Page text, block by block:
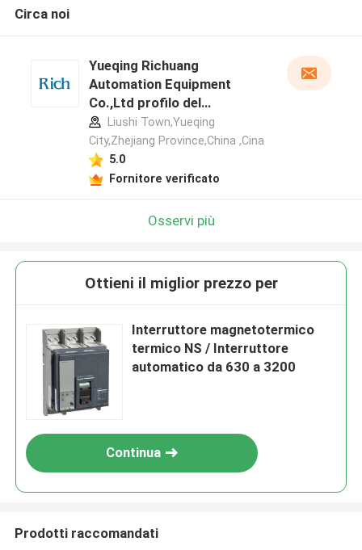
Circa noi
Yueqing Richuang
Automation Equipment
Co.,Ltd profilo del
produttore
Liushi Town,Yueqing
City,Zhejiang Province,China ,Cina
5.0
Fornitore verificato
Osservi più
Ottieni il miglior prezzo per
Interruttore magnetotermico
termico NS / Interruttore
automatico da 630 a 3200
Continua
Prodotti raccomandati